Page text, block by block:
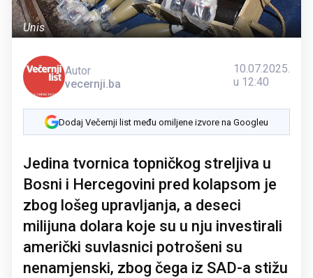
Unis
Autor
vecernji.ba
10.07.2025.
u 12:40
Dodaj Večernji list među omiljene izvore na Googleu
Jedina tvornica topničkog streljiva u
Bosni i Hercegovini pred kolapsom je
zbog lošeg upravljanja, a deseci
milijuna dolara koje su u nju investirali
američki suvlasnici potrošeni su
nenamjenski, zbog čega iz SAD-a stižu